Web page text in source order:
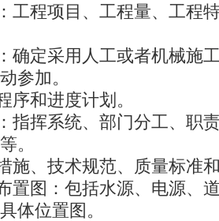
工程项目、工程量、工程
确定采用人工或者机械施
参加。
和进度计划。
指挥系统、部门分工、职
。
施、技术规范、质量标准
置图：包括水源、电源、
体位置图。